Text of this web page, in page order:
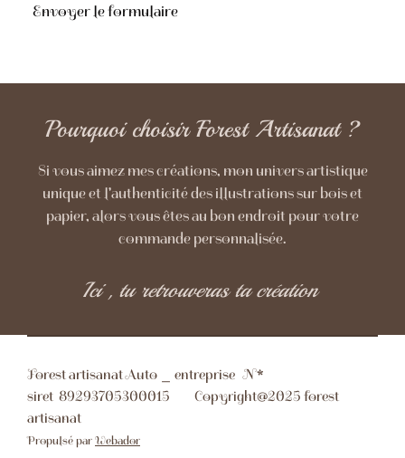
Envoyer le formulaire
Pourquoi choisir Forest Artisanat ?
Si vous aimez mes créations, mon univers artistique
unique et l'authenticité des illustrations sur bois et
papier, alors vous êtes au bon endroit pour votre
commande personnalisée.
Ici , tu retrouveras ta création
Forest artisanat Auto _ entreprise N*
siret 89293705300015 Copyright@2025 forest
artisanat
Propulsé parWebador